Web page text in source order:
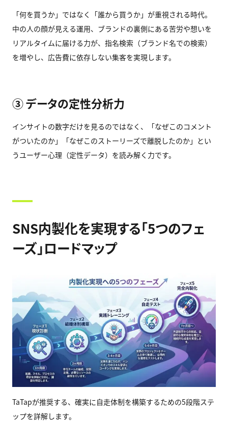
「何を買うか」ではなく「誰から買うか」が重視される時代。
中の人の顔が見える運用、ブランドの裏側にある苦労や想いを
リアルタイムに届ける力が、指名検索（ブランド名での検索）
を増やし、広告費に依存しない集客を実現します。
③ データの定性分析力
インサイトの数字だけを見るのではなく、「なぜこのコメント
がついたのか」「なぜこのストーリーズで離脱したのか」とい
うユーザー心理（定性データ）を読み解く力です。
SNS内製化を実現する「5つのフェ
ーズ」ロードマップ
TaTapが推奨する、確実に自走体制を構築するための5段階ステ
ップを詳解します。